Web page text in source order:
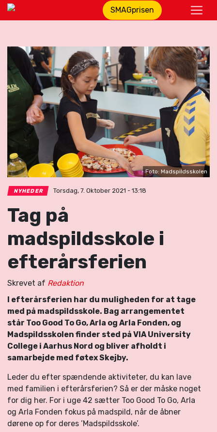
SMAGprisen
Foto: Madspildsskolen
NYHEDER Torsdag, 7. Oktober 2021 - 13:18
Tag på
madspildsskole i
efterårsferien
Skrevet af Redaktion
I efterårsferien har du muligheden for at tage
med på madspildsskole. Bag arrangementet
står Too Good To Go, Arla og Arla Fonden, og
Madspildsskolen finder sted på VIA University
College i Aarhus Nord og bliver afholdt i
samarbejde med føtex Skejby.
Leder du efter spændende aktiviteter, du kan lave
med familien i efterårsferien? Så er der måske noget
for dig her. For i uge 42 sætter Too Good To Go, Arla
og Arla Fonden fokus på madspild, når de åbner
dørene op for deres ’Madspildsskole’.